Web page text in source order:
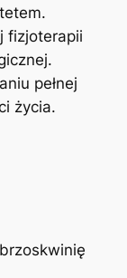
fizjoterapii
pełnej
życia.